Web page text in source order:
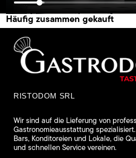
Häufig zusammen gekauft
RISTODOM SRL
Wir sind auf die Lieferung von
Gastronomieausstattung
Bars, Konditoreien und Lokale, die
und schnellen Service vereinen.